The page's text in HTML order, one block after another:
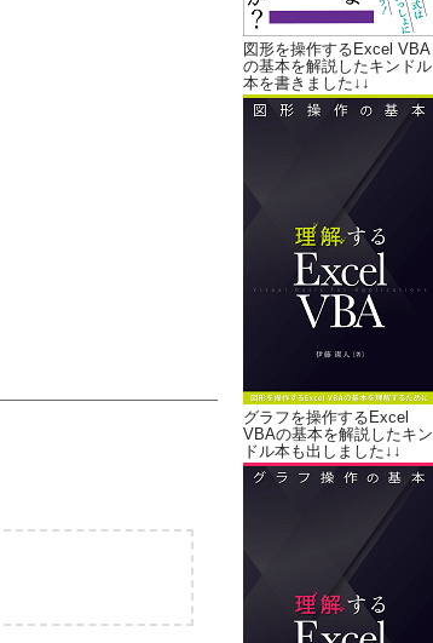
図形を操作するExcel VBA
の基本を解説したキンドル
本を書きました↓↓
グラフを操作するExcel
VBAの基本を解説したキン
ドル本も出しました↓↓